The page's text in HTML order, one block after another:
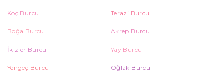
Koç Burcu Terazi Burcu
Boğa Burcu Akrep Burcu
İkizler Burcu Yay Burcu
Yengeç Burcu Oğlak Burcu